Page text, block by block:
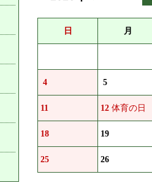
日 月
4 5
11 12 体育の日
18 19
25 26